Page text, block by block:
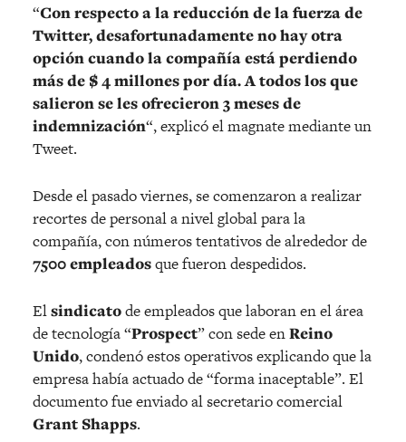
“Con respecto a la reducción de la fuerza de
Twitter, desafortunadamente no hay otra
opción cuando la compañía está perdiendo
más de $ 4 millones por día. A todos los que
salieron se les ofrecieron 3 meses de
indemnización“, explicó el magnate mediante un
Tweet.
Desde el pasado viernes, se comenzaron a realizar
recortes de personal a nivel global para la
compañía, con números tentativos de alrededor de
7500 empleadosque fueron despedidos.
Elsindicatode empleados que laboran en el área
de tecnología “Prospect” con sede enReino
Unido, condenó estos operativos explicando que la
empresa había actuado de “forma inaceptable”. El
documento fue enviado al secretario comercial
Grant Shapps.